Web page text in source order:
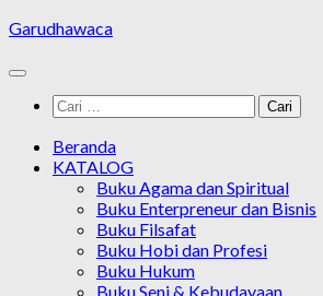
Skip
content
Garudhawaca
Cari
untuk:
Beranda
KATALOG
Buku Agama dan Spiritual
Buku Enterpreneur dan Bisnis
Buku Filsafat
Buku Hobi dan Profesi
Buku Hukum
Buku Seni & Kebudayaan